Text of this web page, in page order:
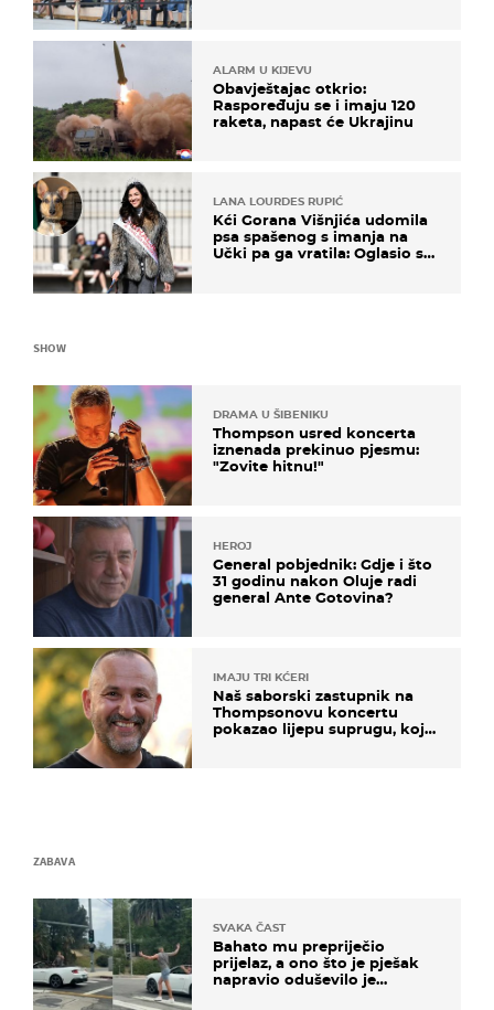
ALARM U KIJEVU
Obavještajac otkrio:
Raspoređuju se i imaju 120
raketa, napast će Ukrajinu
LANA LOURDES RUPIĆ
Kći Gorana Višnjića udomila
psa spašenog s imanja na
Učki pa ga vratila: Oglasio se
SHOW
DRAMA U ŠIBENIKU
Thompson usred koncerta
iznenada prekinuo pjesmu:
"Zovite hitnu!"
HEROJ
General pobjednik: Gdje i što
31 godinu nakon Oluje radi
general Ante Gotovina?
IMAJU TRI KĆERI
Naš saborski zastupnik na
Thompsonovu koncertu
pokazao lijepu suprugu, koja
ZABAVA
SVAKA ČAST
Bahato mu prepriječio
prijelaz, a ono što je pješak
napravio oduševilo je